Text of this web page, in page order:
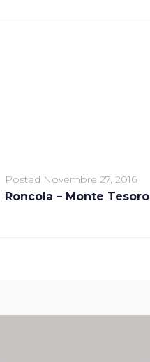
Posted Novembre 27, 2016
Roncola – Monte Tesoro